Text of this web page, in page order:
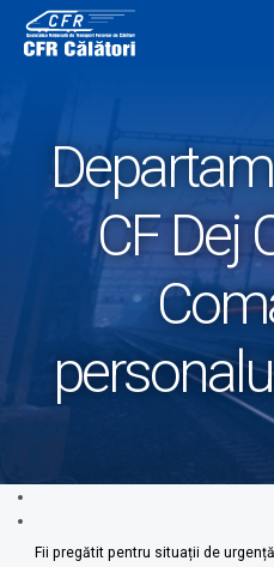
content
CF Dej
Fii pregătit pentru situații de urgență